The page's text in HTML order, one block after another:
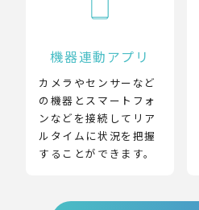
機器連動アプリ
カメラやセンサーなど
の機器とスマートフォ
ンなどを接続してリア
ルタイムに状況を把握
することができます。